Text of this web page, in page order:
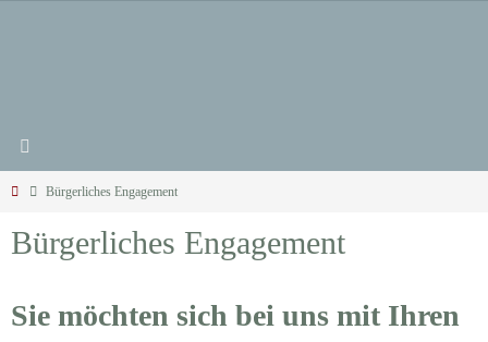
StartBürgerliches Engagement
Bürgerliches Engagement
Sie möchten sich bei uns mit Ihren